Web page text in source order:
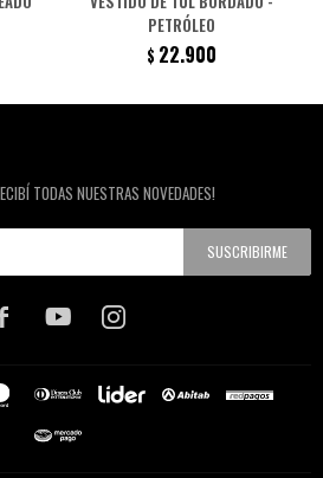
PETRÓLEO
$ 22.900
TODAS NUESTRAS NOVEDADES!
SUSCRIBIRME
 